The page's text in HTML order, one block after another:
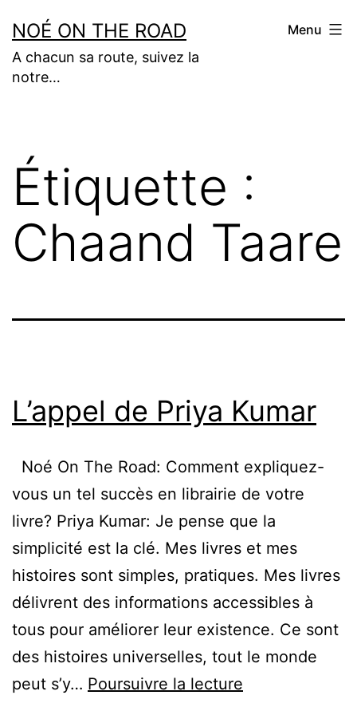
au
contenu
NOÉ ON THE ROAD
A chacun sa route, suivez la
notre…
Menu
Étiquette :
Chaand Taare
L’appel de Priya Kumar
Noé On The Road: Comment expliquez-
vous un tel succès en librairie de votre
livre? Priya Kumar: Je pense que la
simplicité est la clé. Mes livres et mes
histoires sont simples, pratiques. Mes livres
délivrent des informations accessibles à
tous pour améliorer leur existence. Ce sont
des histoires universelles, tout le monde
peut s’y… Poursuivre la lecture